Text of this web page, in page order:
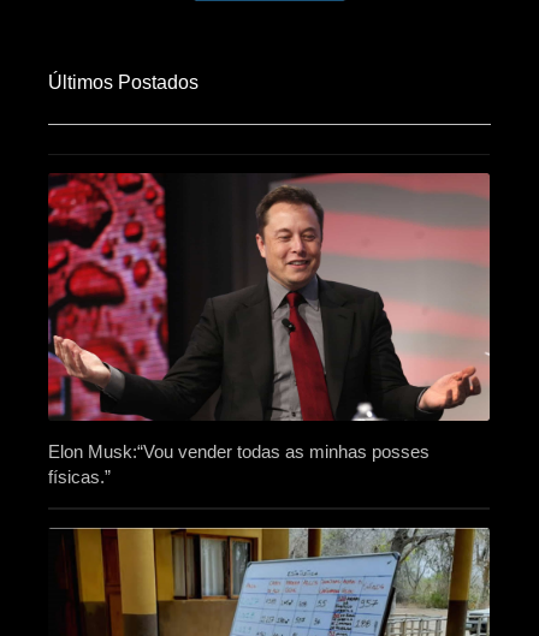
Últimos Postados
Elon Musk:“Vou vender todas as minhas posses
físicas.”